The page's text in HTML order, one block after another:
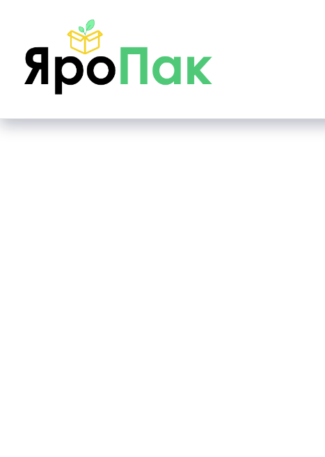
Main page